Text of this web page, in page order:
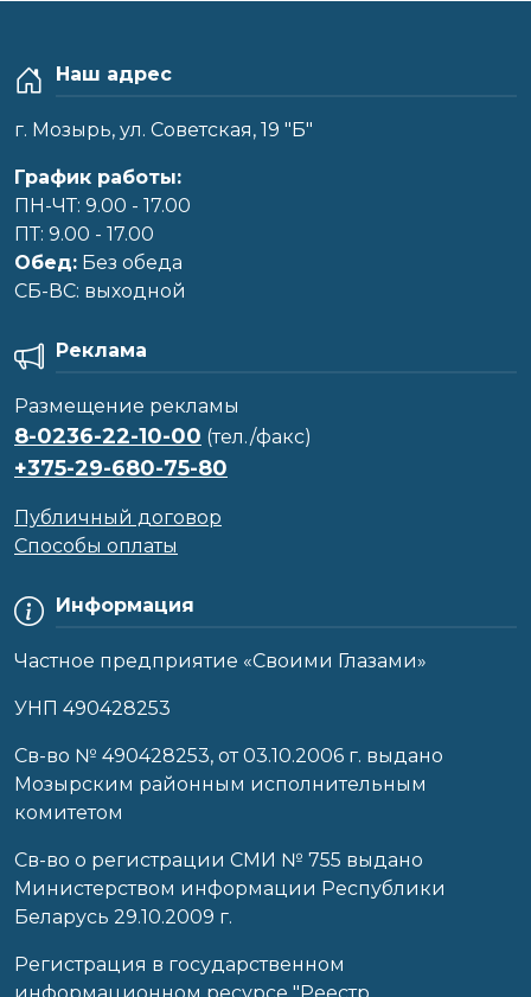
Наш адрес
г. Мозырь, ул. Советская, 19 "Б"
График работы:
ПН-ЧТ: 9.00 - 17.00
ПТ: 9.00 - 17.00
Обед: Без обеда
CБ-ВС: выходной
Информация
Частное предприятие «Своими Глазами»
УНП 490428253
Cв-во № 490428253, от 03.10.2006 г. выдано
Мозырским районным исполнительным
комитетом
Св-во о регистрации СМИ № 755 выдано
Министерством информации Республики
Беларусь 29.10.2009 г.
Регистрация в государственном
Реклама
Размещение рекламы
8-0236-22-10-00 (тел./факс)
+375-29-680-75-80
Публичный договор
Способы оплаты